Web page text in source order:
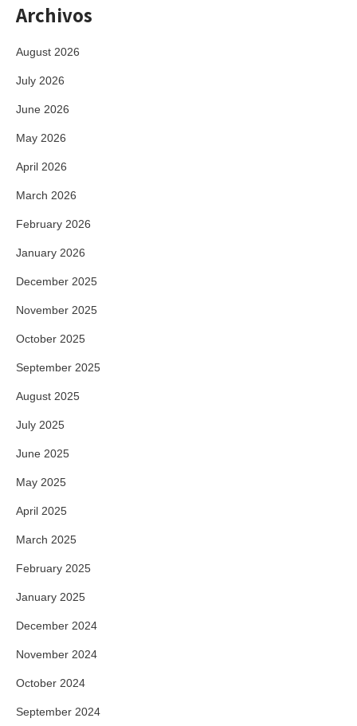
Archivos
August 2026
July 2026
June 2026
May 2026
April 2026
March 2026
February 2026
January 2026
December 2025
November 2025
October 2025
September 2025
August 2025
July 2025
June 2025
May 2025
April 2025
March 2025
February 2025
January 2025
December 2024
November 2024
October 2024
September 2024